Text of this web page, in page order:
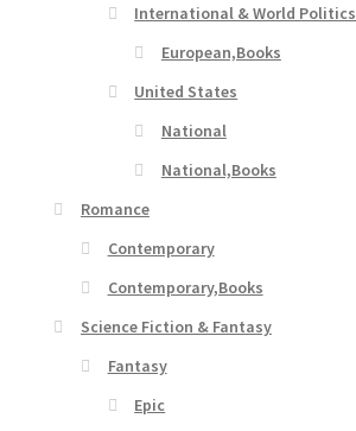
International & World Politics
European,Books
United States
National
National,Books
Romance
Contemporary
Contemporary,Books
Science Fiction & Fantasy
Fantasy
Epic